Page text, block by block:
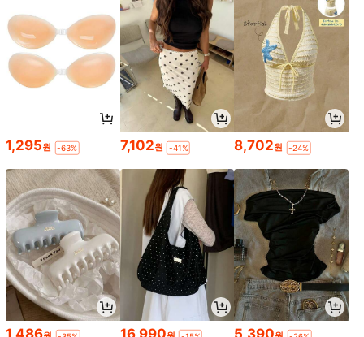
1,295원 -63% 7,102원 -41% 8,702원 -24%